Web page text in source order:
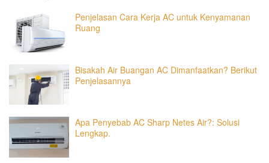
Penjelasan Cara Kerja AC untuk Kenyamanan
Ruang
Bisakah Air Buangan AC Dimanfaatkan? Berikut
Penjelasannya
Apa Penyebab AC Sharp Netes Air?: Solusi
Lengkap.